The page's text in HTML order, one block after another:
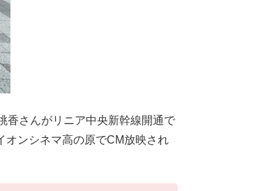
香さんがリニア中央新幹線開通で
オンシネマ高の原でCM放映され